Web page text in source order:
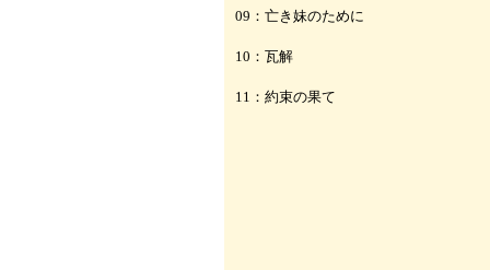
09：亡き妹のために
10：瓦解
11：約束の果て